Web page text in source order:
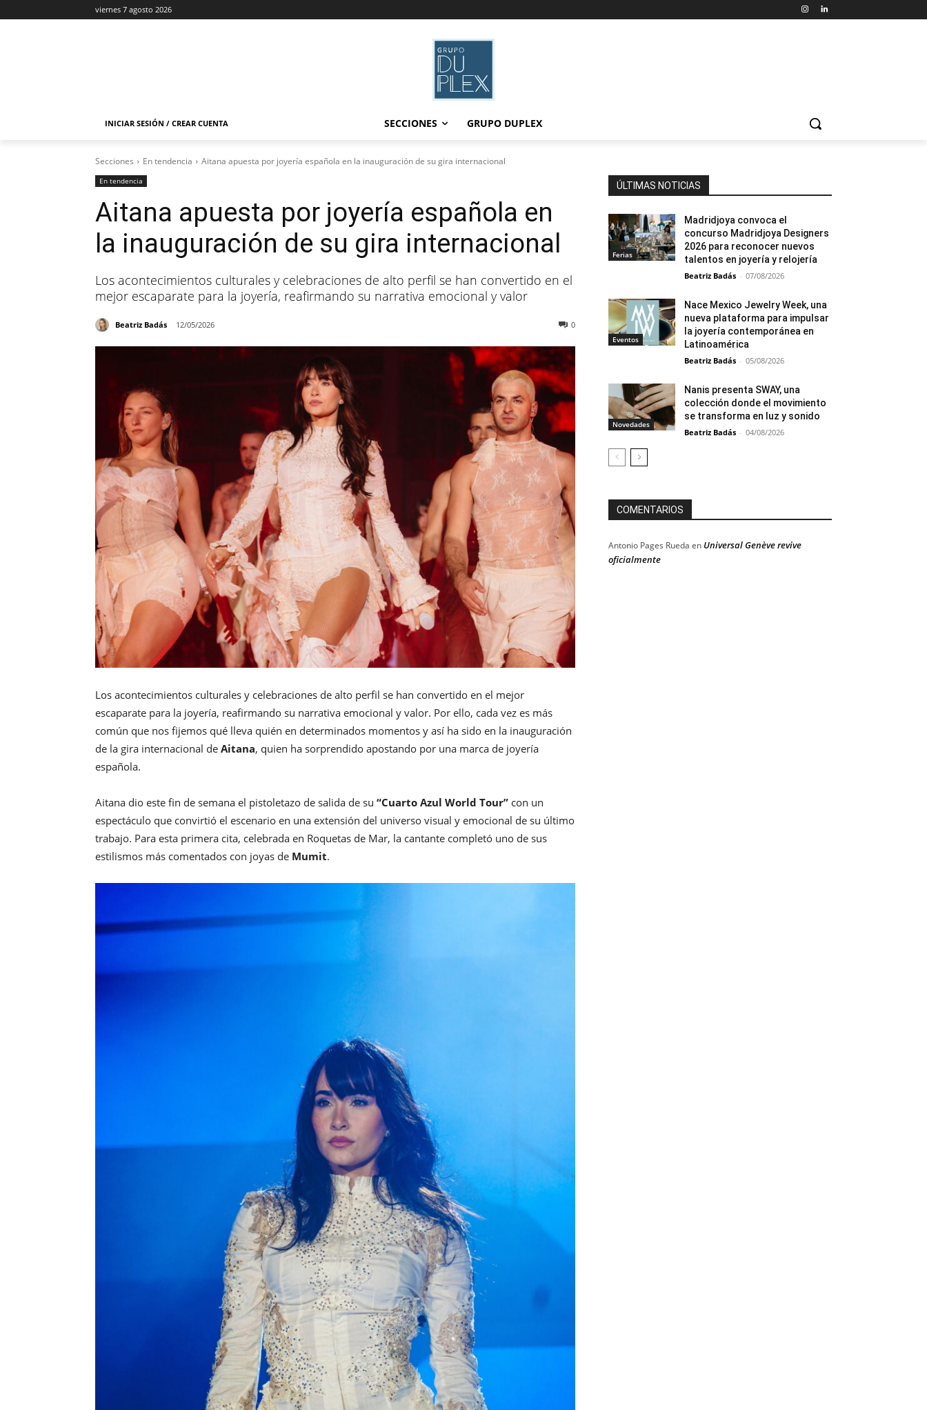
viernes 7 agosto 2026
INICIAR SESIÓN / CREAR CUENTA SECCIONES GRUPO DUPLEX
Secciones En tendencia Aitana apuesta por joyería española en la inauguración de su gira internacional
En tendencia
Aitana apuesta por joyería española en
la inauguración de su gira internacional
Los acontecimientos culturales y celebraciones de alto perfil se han convertido en el
mejor escaparate para la joyería, reafirmando su narrativa emocional y valor
Beatriz Badás 12/05/2026 0
Los acontecimientos culturales y celebraciones de alto perfil se han convertido en el mejor
escaparate para la joyería, reafirmando su narrativa emocional y valor. Por ello, cada vez es más
común que nos fijemos qué lleva quién en determinados momentos y así ha sido en la inauguración
de la gira internacional de Aitana, quien ha sorprendido apostando por una marca de joyería
española.
Aitana dio este fin de semana el pistoletazo de salida de su “Cuarto Azul World Tour” con un
espectáculo que convirtió el escenario en una extensión del universo visual y emocional de su último
trabajo. Para esta primera cita, celebrada en Roquetas de Mar, la cantante completó uno de sus
estilismos más comentados con joyas de Mumit.
ÚLTIMAS NOTICIAS
Ferias
Madridjoya convoca el
concurso Madridjoya Designers
2026 para reconocer nuevos
talentos en joyería y relojería
Beatriz Badás - 07/08/2026
Eventos
Nace Mexico Jewelry Week, una
nueva plataforma para impulsar
la joyería contemporánea en
Latinoamérica
Beatriz Badás - 05/08/2026
Novedades
Nanis presenta SWAY, una
colección donde el movimiento
se transforma en luz y sonido
Beatriz Badás - 04/08/2026
COMENTARIOS
Antonio Pages Rueda en Universal Genève revive
oficialmente